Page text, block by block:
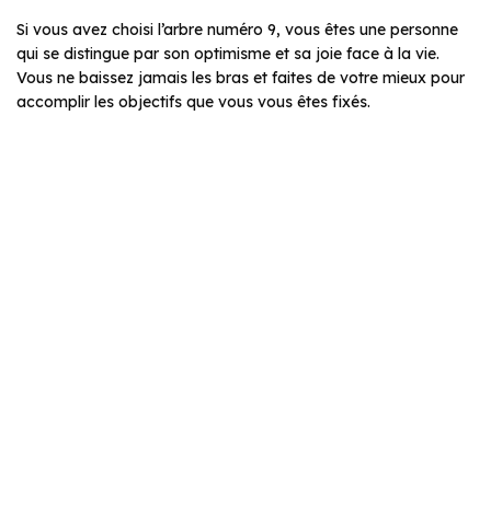
Si vous avez choisi l’arbre numéro 9, vous êtes une personne
qui se distingue par son optimisme et sa joie face à la vie.
Vous ne baissez jamais les bras et faites de votre mieux pour
accomplir les objectifs que vous vous êtes fixés.